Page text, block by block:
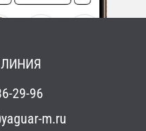
29-96
m.ru